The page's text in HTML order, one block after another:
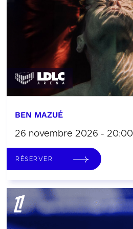
BEN MAZUÉ
26 novembre 2026 - 20:00
RÉSERVER